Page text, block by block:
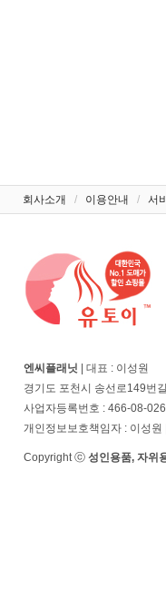
회사소개 / 이용안내 / 서
엔씨플래닛 | 대표 : 이성원
경기도 포천시 송선로149번
사업자등록번호 : 466-08-
개인정보보호책임자 : 이성
Copyright ⓒ 성인용품, 자위